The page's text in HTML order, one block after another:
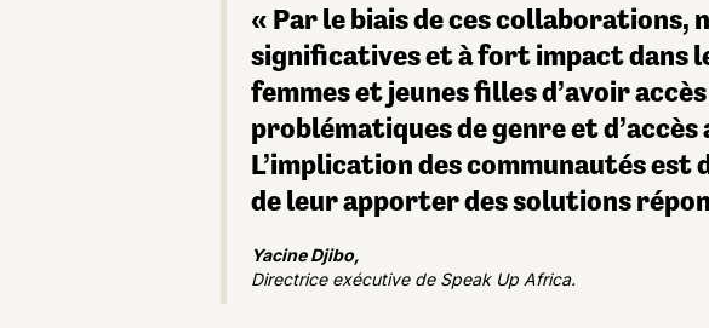
« Par le biais de ces collaborations,
significatives et à fort impact dans
femmes et jeunes filles d’avoir
problématiques de genre et
L’implication des communautés
de leur apporter des solutions
Yacine Djibo,
Directrice exécutive de Speak Up Africa.